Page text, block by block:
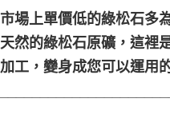
市場上單價低的綠松石多
天然的綠松石原礦，這裡
加工，變身成您可以運用